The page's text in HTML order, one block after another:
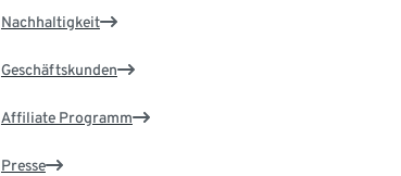
Nachhaltigkeit
Geschäftskunden
Affiliate Programm
Presse